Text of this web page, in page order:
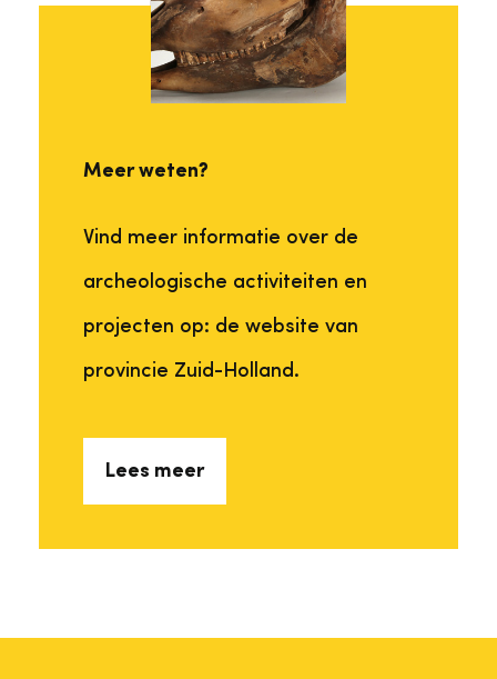
Meer weten?
Vind meer informatie over de
archeologische activiteiten en
projecten op: de website van
provincie Zuid-Holland.
Lees meer